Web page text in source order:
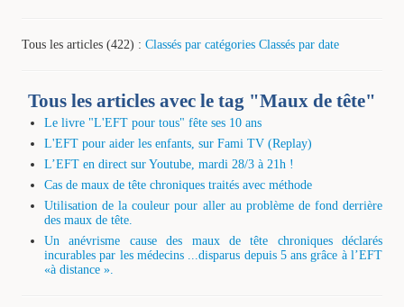
Tous les articles (422) : Classés par catégories Classés par date
Tous les articles avec le tag "Maux de tête"
Le livre "L'EFT pour tous" fête ses 10 ans
L'EFT pour aider les enfants, sur Fami TV (Replay)
L’EFT en direct sur Youtube, mardi 28/3 à 21h !
Cas de maux de tête chroniques traités avec méthode
Utilisation de la couleur pour aller au problème de fond derrière
des maux de tête.
Un anévrisme cause des maux de tête chroniques déclarés
incurables par les médecins ...disparus depuis 5 ans grâce à l’EFT
«à distance ».